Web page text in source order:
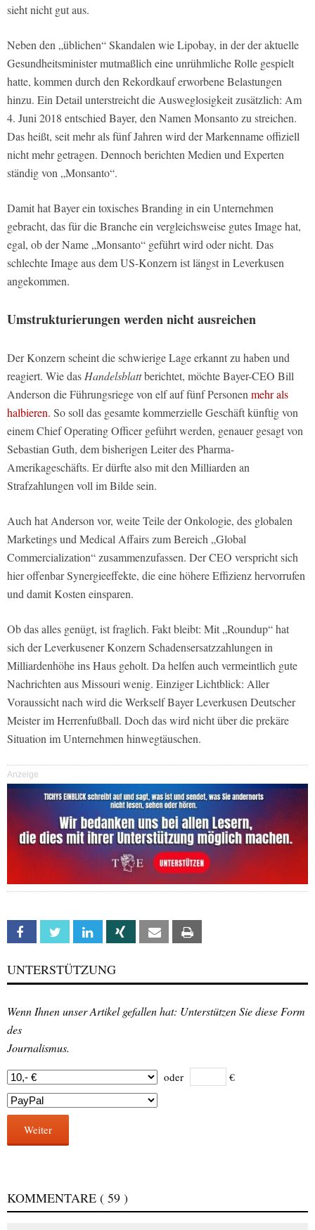
sieht nicht gut aus.
Neben den „üblichen“ Skandalen wie Lipobay, in der der aktuelle
Gesundheitsminister mutmaßlich eine unrühmliche Rolle gespielt
hatte, kommen durch den Rekordkauf erworbene Belastungen
hinzu. Ein Detail unterstreicht die Ausweglosigkeit zusätzlich: Am
4. Juni 2018 entschied Bayer, den Namen Monsanto zu streichen.
Das heißt, seit mehr als fünf Jahren wird der Markenname offiziell
nicht mehr getragen. Dennoch berichten Medien und Experten
ständig von „Monsanto“.
Damit hat Bayer ein toxisches Branding in ein Unternehmen
gebracht, das für die Branche ein vergleichsweise gutes Image hat,
egal, ob der Name „Monsanto“ geführt wird oder nicht. Das
schlechte Image aus dem US-Konzern ist längst in Leverkusen
angekommen.
Umstrukturierungen werden nicht ausreichen
Der Konzern scheint die schwierige Lage erkannt zu haben und
reagiert. Wie dasHandelsblattberichtet, möchte Bayer-CEO Bill
Anderson die Führungsriege von elf auf fünf Personenmehr als
halbieren. So soll das gesamte kommerzielle Geschäft künftig von
einem Chief Operating Officer geführt werden, genauer gesagt von
Sebastian Guth, dem bisherigen Leiter des Pharma-
Amerikageschäfts. Er dürfte also mit den Milliarden an
Strafzahlungen voll im Bilde sein.
Auch hat Anderson vor, weite Teile der Onkologie, des globalen
Marketings und Medical Affairs zum Bereich „Global
Commercialization“ zusammenzufassen. Der CEO verspricht sich
hier offenbar Synergieeffekte, die eine höhere Effizienz hervorrufen
und damit Kosten einsparen.
Ob das alles genügt, ist fraglich. Fakt bleibt: Mit „Roundup“ hat
sich der Leverkusener Konzern Schadensersatzzahlungen in
Milliardenhöhe ins Haus geholt. Da helfen auch vermeintlich gute
Nachrichten aus Missouri wenig. Einziger Lichtblick: Aller
Voraussicht nach wird die Werkself Bayer Leverkusen Deutscher
Meister im Herrenfußball. Doch das wird nicht über die prekäre
Situation im Unternehmen hinwegtäuschen.
Anzeige
Facebook Twitter Linkedin Xing Email
UNTERSTÜTZUNG
Wenn Ihnen unser Artikel gefallen hat: Unterstützen Sie diese Form
des
Journalismus.
oder €
Weiter
KOMMENTARE ( 59 )